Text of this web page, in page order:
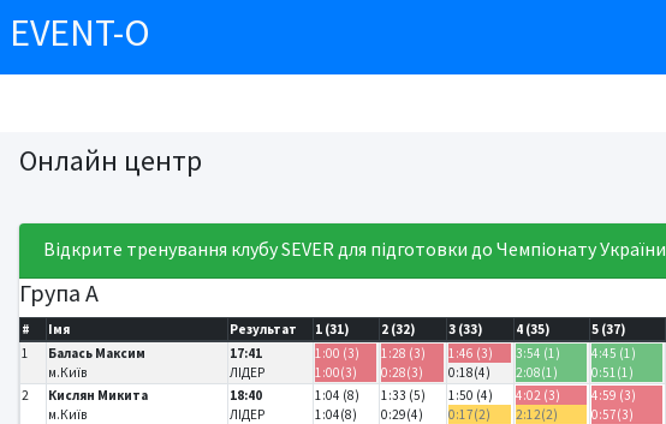
EVENT-O
Онлайн центр
Відкрите тренування клубу SEVER для підготовки до Чемпіонату України
Група А
# Імя Результат 1 (31) 2 (32) 3 (33) 4 (35) 5 (37)
1
Балась Максим
м.Київ
17:41
ЛІДЕР
1:00 (3)
1:00(3)
1:28 (3)
0:28(3)
1:46 (3)
0:18(4)
3:54 (1)
2:08(1)
4:45 (1)
0:51(1)
2
Кислян Микита
м.Київ
18:40
ЛІДЕР
1:04 (8)
1:04(8)
1:33 (5)
0:29(4)
1:50 (4)
0:17(2)
4:02 (3)
2:12(2)
4:59 (3)
0:57(3)